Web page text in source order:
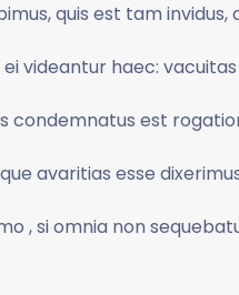
quis est tam invidus,
videantur haec:
condemnatus est
avaritias esse
, si omnia non